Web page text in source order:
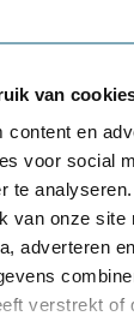
van
content en
voor social
te
van onze site
adverteren
verstrekt of